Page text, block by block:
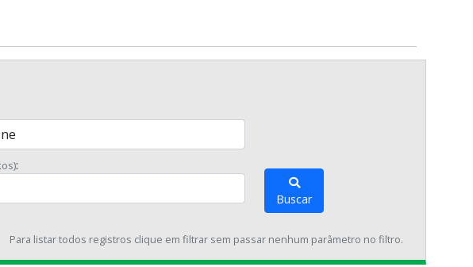
:
Buscar
Para listar todos registros clique em filtrar sem passar nenhum parâmetro no filtro.